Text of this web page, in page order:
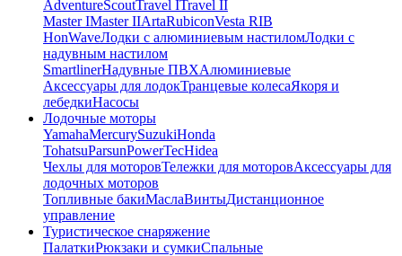
AdventureScoutTravel ITravel II
Master IMaster IIArtaRubiconVesta RIB
HonWaveЛодки с алюминиевым настиломЛодки с
надувным настилом
SmartlinerНадувные ПВХАлюминиевые
Аксессуары для лодокТранцевые колесаЯкоря и
лебедкиНасосы
Лодочные моторы
YamahaMercurySuzukiHonda
TohatsuParsunPowerTecHidea
Чехлы для моторовТележки для моторовАксессуары для
лодочных моторов
Топливные бакиМаслаВинтыДистанционное
управление
Туристическое снаряжение
ПалаткиРюкзаки и сумкиСпальные